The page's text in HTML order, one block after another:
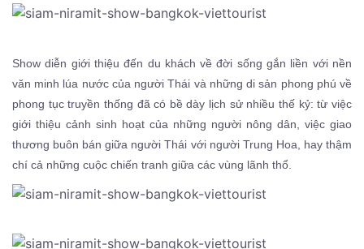
Show diễn giới thiệu đến du khách về đời sống gắn liền với nền
văn minh lúa nước của người Thái và những di sản phong phú về
phong tục truyền thống đã có bề dày lịch sử nhiều thế kỷ: từ việc
giới thiệu cảnh sinh hoạt của những người nông dân, việc giao
thương buôn bán giữa người Thái với người Trung Hoa, hay thậm
chí cả những cuộc chiến tranh giữa các vùng lãnh thổ.